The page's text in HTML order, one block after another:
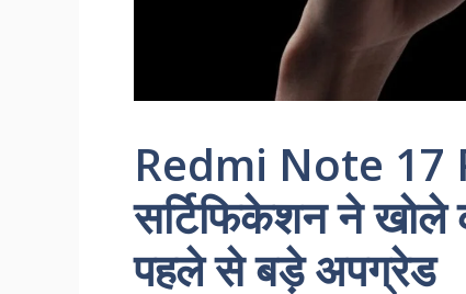
Redmi Note 17
सर्टिफिकेशन ने
पहले से बड़े अपग्रेड